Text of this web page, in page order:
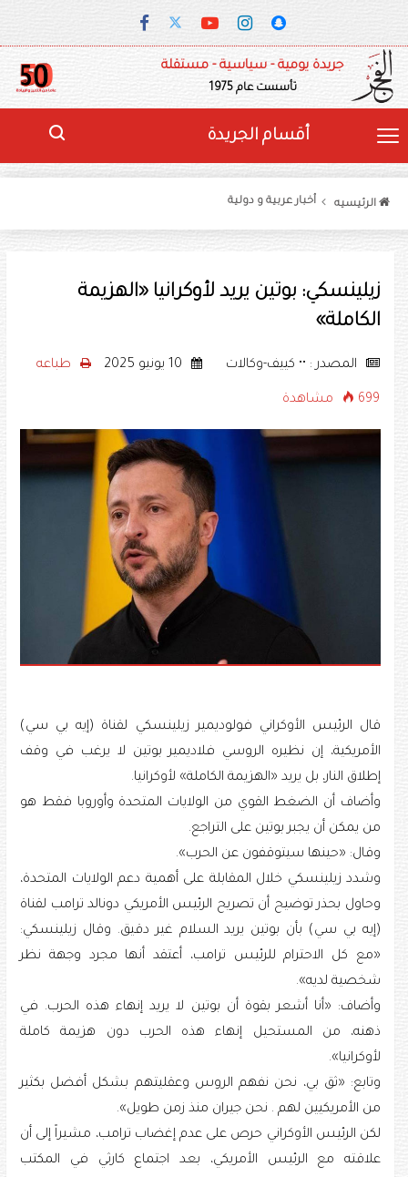
جريدة يومية - سياسية - مستقلة
تأسست عام 1975
أقسام الجريدة
الرئيسيه أخبار عربية و دولية
زيلينسكي: بوتين يريد لأوكرانيا «الهزيمة
الكاملة»
المصدر : •• كييف-وكالات طباعه
699 مشاهدة
قال الرئيس الأوكراني فولوديمير زيلينسكي لقناة (إيه بي سي)
الأمريكية، إن نظيره الروسي فلاديمير بوتين لا يرغب في وقف
إطلاق النار، بل يريد «الهزيمة الكاملة» لأوكرانيا.
وأضاف أن الضغط القوي من الولايات المتحدة وأوروبا فقط هو
من يمكن أن يجبر بوتين على التراجع.
وقال: «حينها سيتوقفون عن الحرب».
وشدد زيلينسكي خلال المقابلة على أهمية دعم الولايات المتحدة،
وحاول بحذر توضيح أن تصريح الرئيس الأمريكي دونالد ترامب لقناة
(إيه بي سي) بأن بوتين يريد السلام غير دقيق. وقال زيلينسكي:
«مع كل الاحترام للرئيس ترامب، أعتقد أنها مجرد وجهة نظر
شخصية لديه».
وأضاف: «أنا أشعر بقوة أن بوتين لا يريد إنهاء هذه الحرب. في
ذهنه، من المستحيل إنهاء هذه الحرب دون هزيمة كاملة
لأوكرانيا».
وتابع: «ثق بي، نحن نفهم الروس وعقليتهم بشكل أفضل بكثير
من الأمريكيين لهم . نحن جيران منذ زمن طويل».
لكن الرئيس الأوكراني حرص على عدم إغضاب ترامب، مشيراً إلى أن
علاقته مع الرئيس الأمريكي، بعد اجتماع كارثي في المكتب